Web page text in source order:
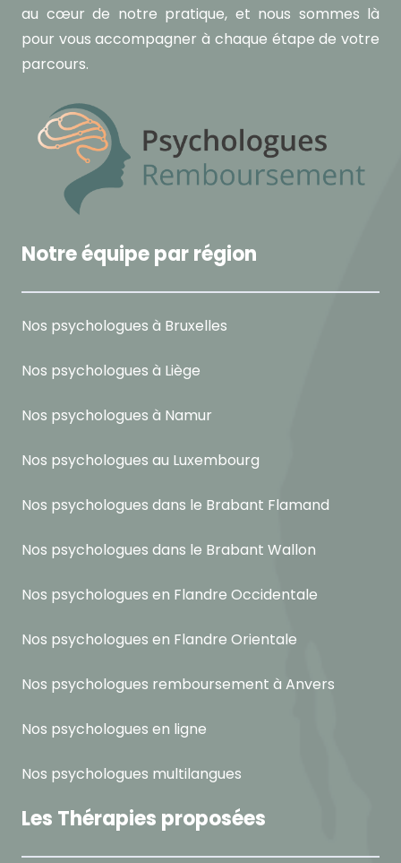
au cœur de notre pratique, et nous sommes là
pour vous accompagner à chaque étape de votre
parcours.
Notre équipe par région
Nos psychologues à Bruxelles
Nos psychologues à Liège
Nos psychologues à Namur
Nos psychologues au Luxembourg
Nos psychologues dans le Brabant Flamand
Nos psychologues dans le Brabant Wallon
Nos psychologues en Flandre Occidentale
Nos psychologues en Flandre Orientale
Nos psychologues remboursement à Anvers
Nos psychologues en ligne
Nos psychologues multilangues
Les Thérapies proposées